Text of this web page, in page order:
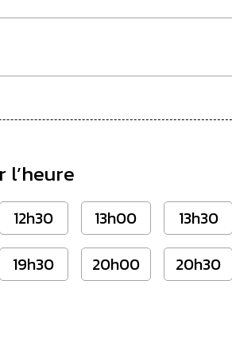
l’heure
12h30 13h00 13h30
19h30 20h00 20h30